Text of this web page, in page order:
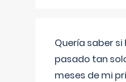
Quería saber
pasado tan
meses de mi